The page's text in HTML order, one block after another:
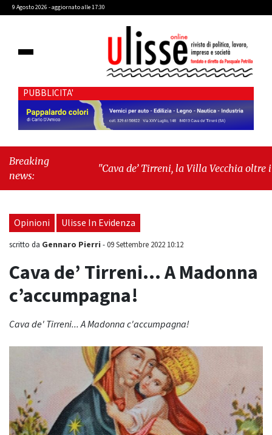
9 Agosto 2026 - aggiornato alle 17:30
PUBBLICITA'
Breaking
news:
"Cava de’ Tirreni, la Villa Vecchia oltre i
seduta consiliare: “Serve chiarezza!”"
Opinioni Ulisse In Evidenza
scritto da Gennaro Pierri -09 Settembre 2022 10:12
Cava de’ Tirreni… A Madonna
c’accumpagna!
Cava de' Tirreni... A Madonna c'accumpagna!